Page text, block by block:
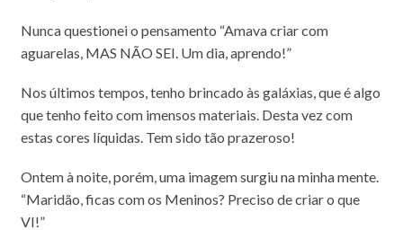
Nunca questionei o pensamento “Amava criar com
aguarelas, MAS NÃO SEI. Um dia, aprendo!”
Nos últimos tempos, tenho brincado às galáxias, que é algo
que tenho feito com imensos materiais. Desta vez com
estas cores líquidas. Tem sido tão prazeroso!
Ontem à noite, porém, uma imagem surgiu na minha mente.
“Maridão, ficas com os Meninos? Preciso de criar o que
VI!”